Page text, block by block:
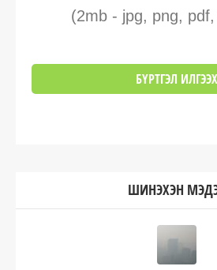
(2mb - jpg, png,
ШИНЭХЭН